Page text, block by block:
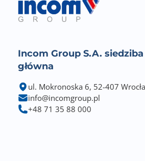
Incom Group S.A. siedziba
główna
ul. Mokronoska 6, 52-407
info@incomgroup.pl
+48 71 35 88 000